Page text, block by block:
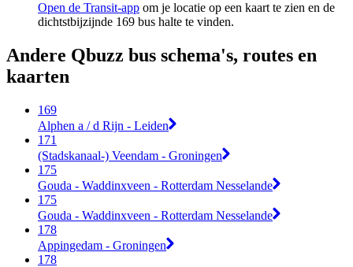
Open de Transit-app om je locatie op een kaart te zien en de
dichtstbijzijnde 169 bus halte te vinden.
Andere Qbuzz bus schema's, routes en
kaarten
169
Alphen a / d Rijn - Leiden
171
(Stadskanaal-) Veendam - Groningen
175
Gouda - Waddinxveen - Rotterdam Nesselande
175
Gouda - Waddinxveen - Rotterdam Nesselande
178
Appingedam - Groningen
178